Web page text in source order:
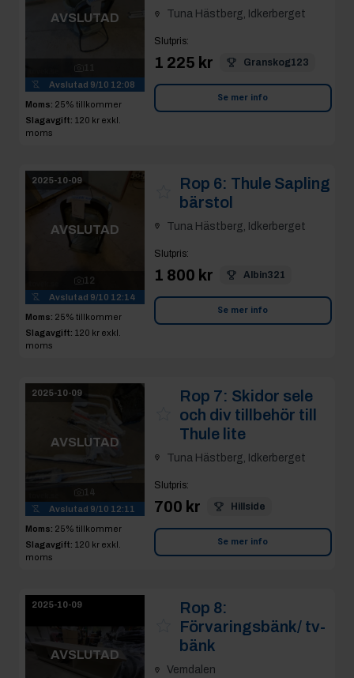
AVSLUTAD
Avslutad 9/10 12:08
Moms: 25% tillkommer
Slagavgift: 120 kr exkl.
moms
Tuna Hästberg, Idkerberget
Slutpris:
1 225 kr Granskog123
Se mer info
2025-10-09
AVSLUTAD
12
Avslutad 9/10 12:14
Moms: 25% tillkommer
Slagavgift: 120 kr exkl.
moms
Rop 6: Thule Sapling
bärstol
Tuna Hästberg, Idkerberget
Slutpris:
1 800 kr Albin321
Se mer info
2025-10-09
AVSLUTAD
14
Avslutad 9/10 12:11
Moms: 25% tillkommer
Slagavgift: 120 kr exkl.
moms
Rop 7: Skidor sele
och div tillbehör till
Thule lite
Tuna Hästberg, Idkerberget
Slutpris:
700 kr Hillside
Se mer info
2025-10-09
AVSLUTAD
Rop 8:
Förvaringsbänk/ tv-
bänk
Vemdalen